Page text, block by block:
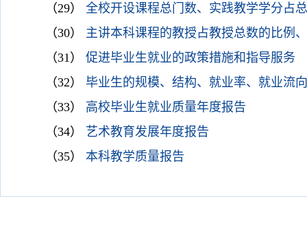
（29） 全校开设课程总门数、实践教学学分占
（30） 主讲本科课程的教授占教授总数的比例
（31） 促进毕业生就业的政策措施和指导服务
（32） 毕业生的规模、结构、就业率、就业流向
（33） 高校毕业生就业质量年度报告
（34） 艺术教育发展年度报告
（35） 本科教学质量报告